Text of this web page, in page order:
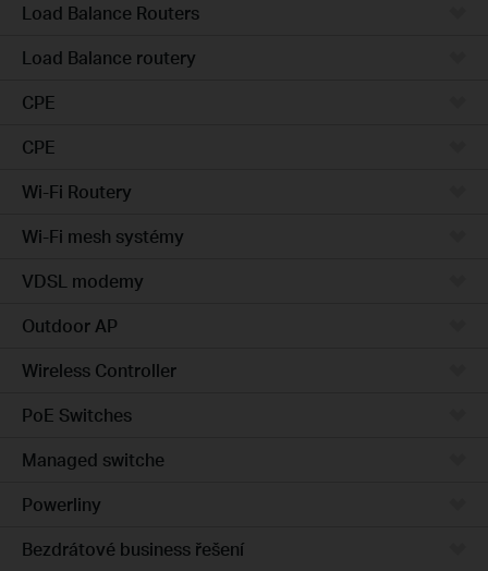
Load Balance Routers
Load Balance routery
CPE
CPE
Wi-Fi Routery
Wi-Fi mesh systémy
VDSL modemy
Outdoor AP
Wireless Controller
PoE Switches
Managed switche
Powerliny
Bezdrátové business řešení